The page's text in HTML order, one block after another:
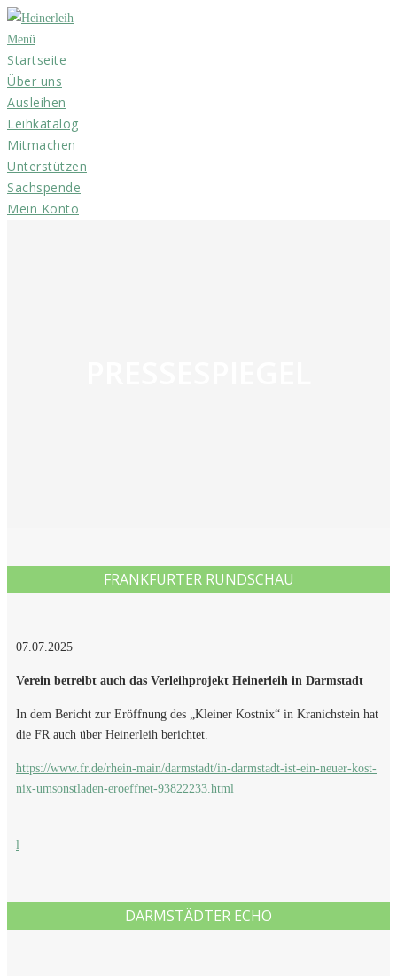
Zum
Inhalt
springen
Menü
Startseite
Über uns
Ausleihen
Leihkatalog
Mitmachen
Unterstützen
Sachspende
Mein Konto
FRANKFURTER RUNDSCHAU
07.07.2025
Verein betreibt auch das Verleihprojekt Heinerleih in Darmstadt
In dem Bericht zur Eröffnung des „Kleiner Kostnix“ in Kranichstein hat
die FR auch über Heinerleih berichtet.
https://www.fr.de/rhein-main/darmstadt/in-darmstadt-ist-ein-neuer-kost-
nix-umsonstladen-eroeffnet-93822233.html
l
DARMSTÄDTER ECHO